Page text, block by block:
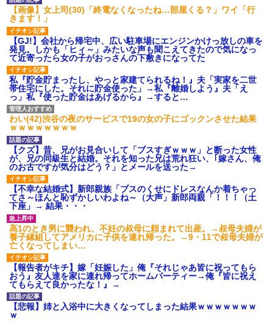
【画像】女上司(30)「終電なくなったね…部屋くる？」ワイ「行
きます！」
【GJ!】会社から帰宅中、広い駐車場にエンジンかけっ放しの車を
発見。しかも「ヒィ～」みたいな声も聞こえてきたので気になっ
て近寄ったら女の子がおっさんの下敷きになってた
私『貯金貯まったし、やっと家建てられるね！』夫「実家を二世
帯住宅にした。それに貯金使った」→私『離婚しよう』夫「え
っ」私『使った貯金はあげるから』→すると…
わい(42)渋谷の夜のサービスで19の女の子にゴックンさせた結果
ｗｗｗｗｗｗｗｗ
【クズ】昔、兄がお見合いして「ブスすぎｗｗｗ」と断った女性
が、兄の同級生と結婚。それを知った兄は荒れ狂い、｢嫁さん、俺
のお古ですが気分はどう？」とメールを送った→
【不幸な結婚式】新郎親族「ブスのくせにドレスなんか着ちゃっ
てさ～ほんと恥ずかしいわよね～（大声」新郎両親「！！！（土
下座」→ 結果・・・
高1のとき男に襲われ、不妊の叔母に頼まれて出産。→叔母夫婦が
養子縁組してアメリカに子供を連れ帰った。→9・11で叔母夫婦が
亡くなってしまい…
【報告者がキチ】嫁「妊娠した」俺『それじゃあ皆に祝ってもら
おう』友人達を家に連れ帰ってホームパーティー→俺『皆に祝え
てもらえて良かったな！』→
【悲報】姉と入浴中に大きくなってしまった結果ｗｗｗｗｗｗｗ
ｗ